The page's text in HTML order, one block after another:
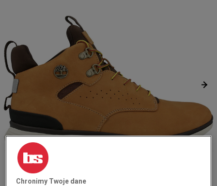
Chronimy Twoje dane